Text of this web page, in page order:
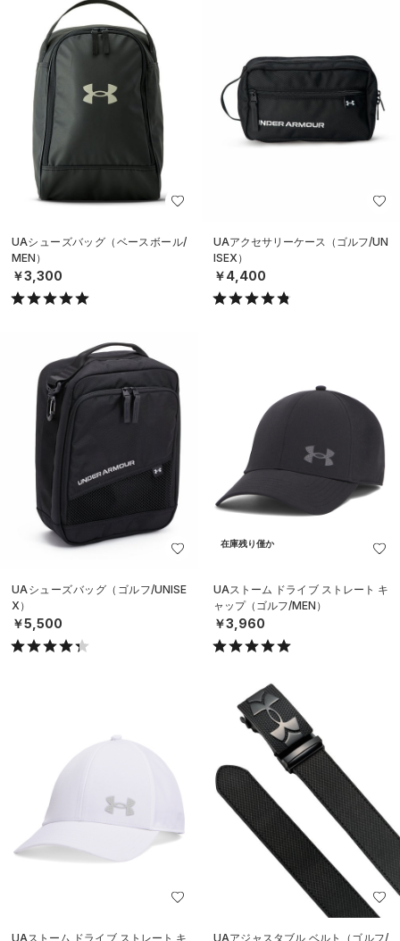
UAシューズバッグ（ベースボール/
MEN）
￥3,300
UAアクセサリーケース（ゴルフ/UN
ISEX）
￥4,400
UAシューズバッグ（ゴルフ/UNISE
X）
￥5,500
在庫残り僅か
UAストーム ドライブ ストレート キ
ャップ（ゴルフ/MEN）
￥3,960
UAストーム ドライブ ストレート キ UAアジャスタブル ベルト（ゴルフ/